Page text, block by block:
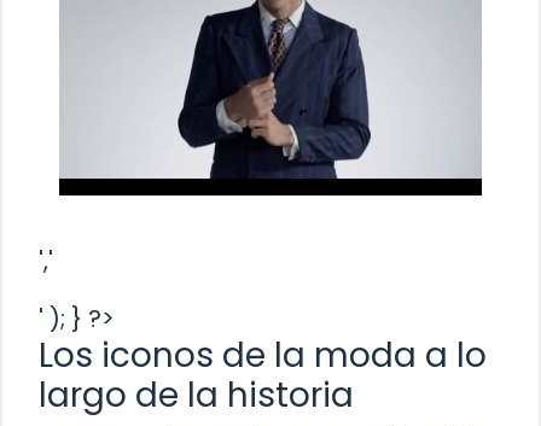
','
' ); } ?>
Los iconos de la moda a lo
largo de la historia